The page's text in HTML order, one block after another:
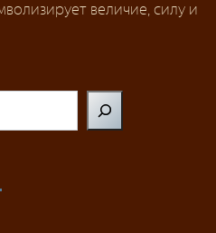
величие, силу и